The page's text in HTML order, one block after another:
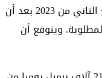
ومن المقرر أن تبدأ أعمال البناء في الربع الثاني من 2023 بعد أن
ويتوقع أن